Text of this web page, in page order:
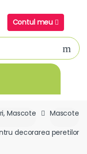
Contul meu
Mascote
Mascote
decorarea peretilor